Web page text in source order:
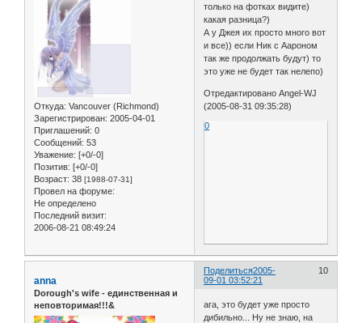
Откуда: Vancouver (Richmond)
Зарегистрирован: 2005-04-01
Приглашений: 0
Сообщений: 53
Уважение: [+0/-0]
Позитив: [+0/-0]
Возраст: 38 [1988-07-31]
Провел на форуме:
Не определено
Последний визит:
2006-08-21 08:49:24
только на фотках видите)
какая разница?)
А у Джея их просто много вот
и все)) если Ник с Аароном
так же продолжать будут) то
это уже не будет так нелепо)
Отредактировано Angel-WJ
(2005-08-31 09:35:28)
0
Поделиться 10
2005-
09-01 03:52:21
anna
Dorough's wife - единственная и
неповторимая!!!&
ага, это будет уже просто
дибильно... Ну не знаю, на